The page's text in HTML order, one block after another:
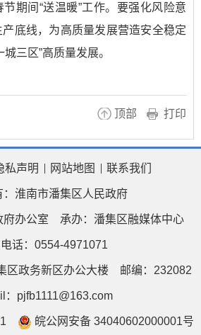
期间“送温暖”工作。要强化风险意
底线，为高质量发展营造安全稳定
三区”高质量发展。
顶部 打印
私声明 网站地图 联系我们
：淮南市潘集区人民政府
府办公室 承办：潘集区融媒体中心
话：0554-4971071
区政务新区办公大楼 邮编：232082
：pjfb1111@163.com
皖公网安备 34040602000001号